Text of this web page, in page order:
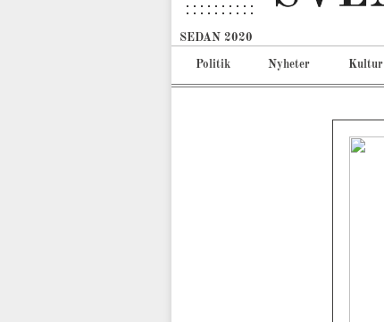
SEDAN 2020
Politik Nyheter Kultur